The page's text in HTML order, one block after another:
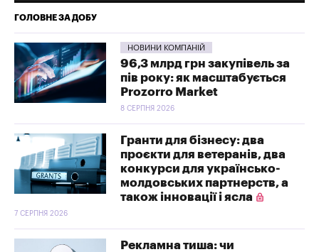
ГОЛОВНЕ ЗА ДОБУ
НОВИНИ КОМПАНІЙ
96,3 млрд грн закупівель за
пів року: як масштабується
Prozorro Market
8 СЕРПНЯ 2026
Гранти для бізнесу: два
проєкти для ветеранів, два
конкурси для українсько-
молдовських партнерств, а
також інновації і ясла
7 СЕРПНЯ 2026
Рекламна тиша: чи